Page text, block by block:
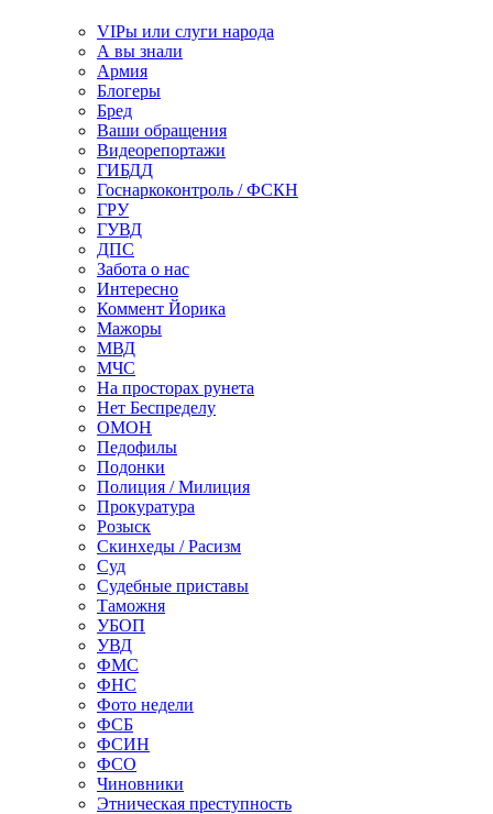
VIPы или слуги народа
А вы знали
Армия
Блогеры
Бред
Ваши обращения
Видеорепортажи
ГИБДД
Госнаркоконтроль / ФСКН
ГРУ
ГУВД
ДПС
Забота о нас
Интересно
Коммент Йорика
Мажоры
МВД
МЧС
На просторах рунета
Нет Беспределу
ОМОН
Педофилы
Подонки
Полиция / Милиция
Прокуратура
Розыск
Скинхеды / Расизм
Суд
Судебные приставы
Таможня
УБОП
УВД
ФМС
ФНС
Фото недели
ФСБ
ФСИН
ФСО
Чиновники
Этническая преступность